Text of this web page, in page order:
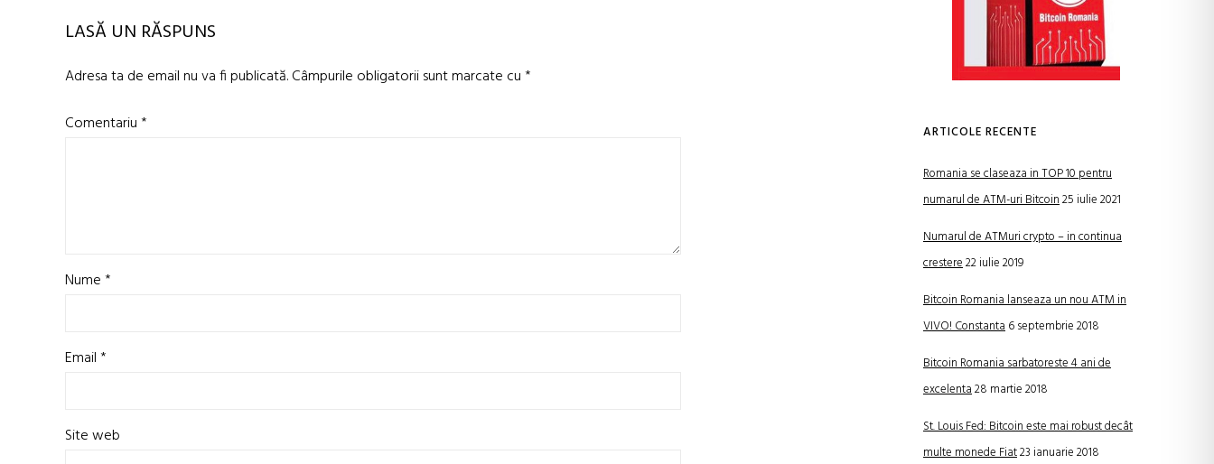
LASĂ UN RĂSPUNS
Adresa ta de email nu va fi publicată.Câmpurile obligatorii sunt marcate cu*
Comentariu*
Nume*
Email*
Site web
ARTICOLE RECENTE
Romania se claseaza in TOP 10 pentru
numarul de ATM-uri Bitcoin25 iulie 2021
Numarul de ATMuri crypto – in continua
crestere22 iulie 2019
Bitcoin Romania lanseaza un nou ATM in
VIVO! Constanta6 septembrie 2018
Bitcoin Romania sarbatoreste 4 ani de
excelenta28 martie 2018
St. Louis Fed: Bitcoin este mai robust decât
multe monede Fiat23 ianuarie 2018